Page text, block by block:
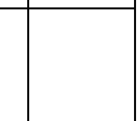
Ширина: 40 см